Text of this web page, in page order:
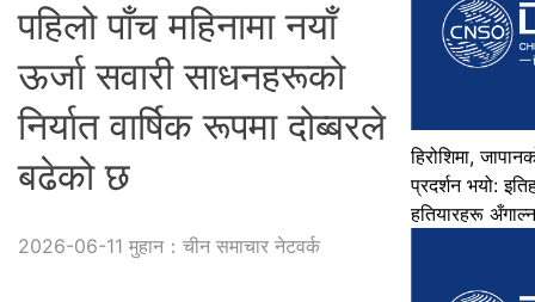
पहिलो पाँच महिनामा नयाँ
ऊर्जा सवारी साधनहरूको
निर्यात वार्षिक रूपमा दोब्बरले
बढेको छ
2026-06-11 मुहान：चीन समाचार नेटवर्क
हिरोशिमा,
प्रदर्शन भयो:
हतियारहरू